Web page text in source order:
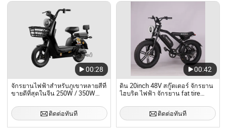
00:28
จักรยานไฟฟ้าสำหรับภูเขาหลายสีที่
ขายดีที่สุดในจีน 250W / 350W
ติดต่อทันที
00:42
ดิน 20inch 48V สกู๊ตเตอร์ จักรยาน
ไฮบริด ไฟฟ้า จักรยาน fat tire
ติดต่อทันที